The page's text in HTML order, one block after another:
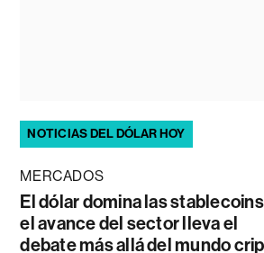
NOTICIAS DEL DÓLAR HOY
MERCADOS
El dólar domina las
el avance del sector lleva el
debate más allá del mundo